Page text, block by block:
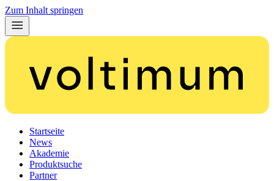
Zum Inhalt springen
Startseite
News
Akademie
Produktsuche
Partner